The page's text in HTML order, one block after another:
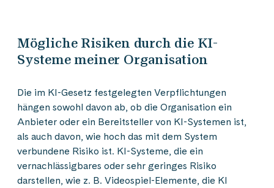
Mögliche Risiken durch die KI-
Systeme meiner Organisation
Die im KI-Gesetz festgelegten Verpflichtungen
hängen sowohl davon ab, ob die Organisation ein
Anbieter oder ein Bereitsteller von KI-Systemen ist,
als auch davon, wie hoch das mit dem System
verbundene Risiko ist. KI-Systeme, die ein
vernachlässigbares oder sehr geringes Risiko
darstellen, wie z. B. Videospiel-Elemente, die KI